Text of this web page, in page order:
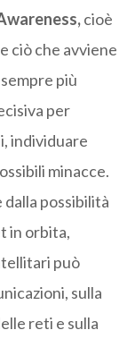
cioè
ciò che avviene
più
per
individuare
minacce.
dalla possibilità
in orbita,
può
sulla
reti e sulla